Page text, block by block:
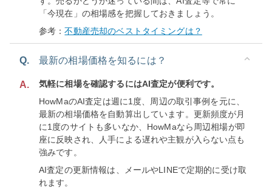
「今現在」の相場感を把握しておきましょう。
参考：不動産売却のベストタイミングは？
Q. 最新の相場価格を知るには？
A.
気軽に相場を確認するにはAI査定が便利です。
HowMaのAI査定は週に1度、周辺の取引事例を元に、
最新の相場価格を自動算出しています。更新頻度が月
に1度のサイトも多いなか、HowMaなら周辺相場が即
座に反映され、人手による遅れや主観が入らない点も
強みです。
AI査定の更新情報は、メールやLINEで定期的に受け取
れます。